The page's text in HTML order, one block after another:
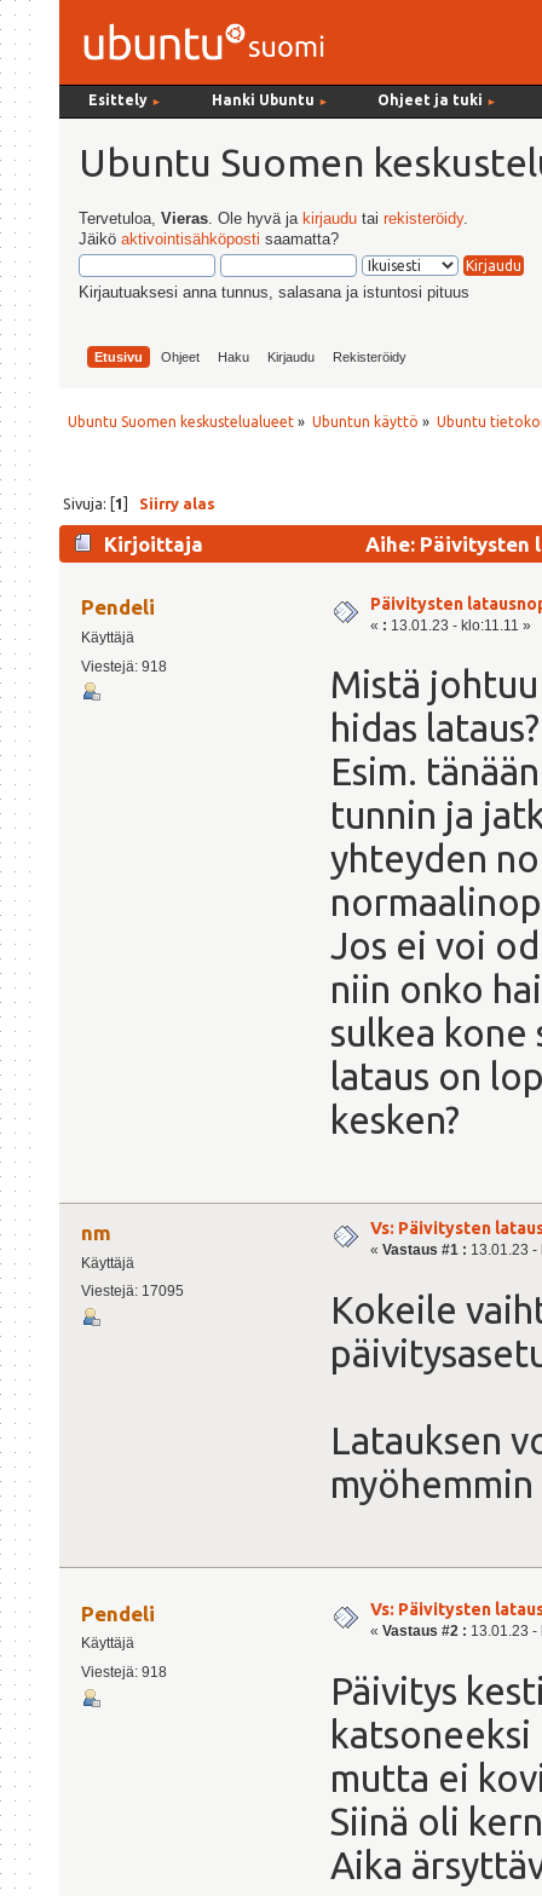
Esittely ► Hanki Ubuntu ► Ohjeet ja tuki ►
Ubuntu Suomen
Tervetuloa,Vieras . Ole hyvä ja kirjaudu tairekisteröidy.
Jäiköaktivointisähköposti saamatta?
Kirjautuaksesi anna tunnus, salasana ja istuntosi pituus
Etusivu Ohjeet Haku Kirjaudu Rekisteröidy
Ubuntu Suomen keskustelualueet » Ubuntun käyttö » Ubuntu
Sivuja: [1] Siirry alas
Kirjoittaja Aihe: Päivitysten
Pendeli
Käyttäjä
Viestejä: 918
Päivitysten
« : 13.01.23 - klo:11.11 »
Mistä
hidas lataus?
Esim.
tunnin ja
yhteyden
Jos ei voi
niin onko
sulkea kone
lataus on
kesken?
nm
Käyttäjä
Viestejä: 17095
Vs: Päivitysten
« Vastaus #1 : 13.01.23 -
Kokeile
Latauksen
Pendeli
Käyttäjä
Viestejä: 918
Vs: Päivitysten
« Vastaus #2 : 13.01.23 -
Päivitys
mutta ei
Siinä oli
Aika